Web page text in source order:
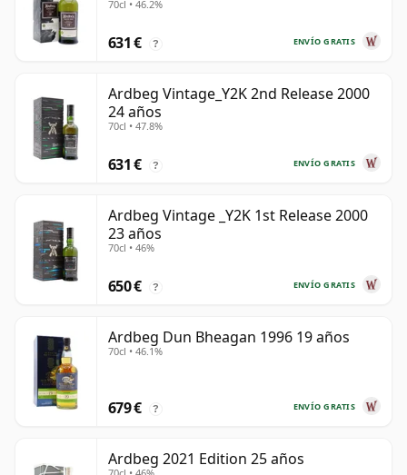
70cl • 46.2%
ENVÍO GRATIS
631 € ?
Ardbeg Vintage_Y2K 2nd Release 2000
24 años
70cl • 47.8%
ENVÍO GRATIS
631 € ?
Ardbeg Vintage _Y2K 1st Release 2000
23 años
70cl • 46%
ENVÍO GRATIS
650 € ?
Ardbeg Dun Bheagan 1996 19 años
70cl • 46.1%
ENVÍO GRATIS
679 € ?
Ardbeg 2021 Edition 25 años